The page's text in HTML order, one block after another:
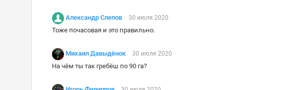
Александр Слепов 30 июля 2020
Тоже почасовая и это правильно.
Михаил Давыдёнок 30 июля 2020
На чём ты так гребёш по 90 га?